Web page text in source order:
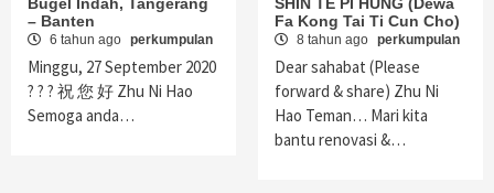
– Banten
6 tahun ago perkumpulan
Minggu, 27 September 2020
? ? ? 祝 您 好 Zhu Ni Hao
Semoga anda…
Fa Kong Tai Ti Cun Cho)
8 tahun ago perkumpulan
Dear sahabat (Please
forward & share) Zhu Ni
Hao Teman… Mari kita
bantu renovasi &…